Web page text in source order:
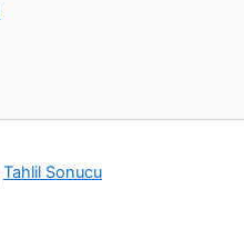
Tahlil Sonucu